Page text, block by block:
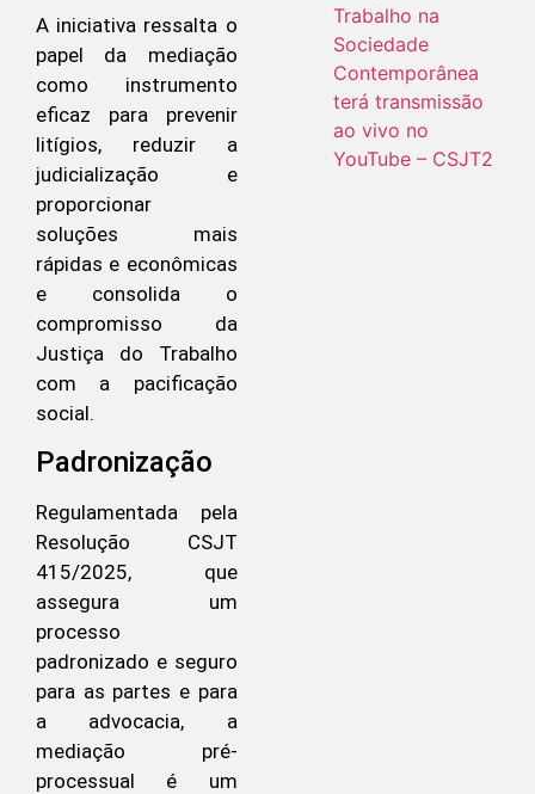
A iniciativa ressalta o
papel da mediação
como instrumento
eficaz para prevenir
litígios, reduzir a
judicialização e
proporcionar
soluções mais
rápidas e econômicas
e consolida o
compromisso da
Justiça do Trabalho
com a pacificação
social.
Padronização
Regulamentada pela
Resolução CSJT
415/2025, que
assegura um
processo
padronizado e seguro
para as partes e para
a advocacia, a
mediação pré-
processual é um
Trabalho na
Sociedade
Contemporânea
terá transmissão
ao vivo no
YouTube – CSJT2